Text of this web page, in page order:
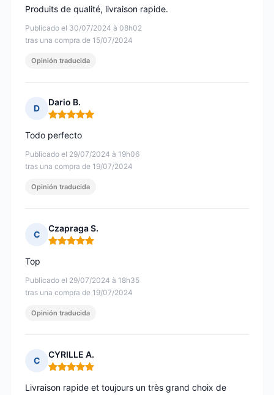
Publicado el 30/07/2024 à 08h02
tras una compra de 15/07/2024
Produits de qualité, livraison rapide.
Opinión traducida
D
Dario B.
Nota: 5 de 5
Publicado el 29/07/2024 à 19h06
tras una compra de 19/07/2024
Todo perfecto
Opinión traducida
C
Czapraga S.
Nota: 5 de 5
Publicado el 29/07/2024 à 18h35
tras una compra de 19/07/2024
Top
Opinión traducida
C
CYRILLE A.
Nota: 5 de 5
Livraison rapide et toujours un très grand choix de